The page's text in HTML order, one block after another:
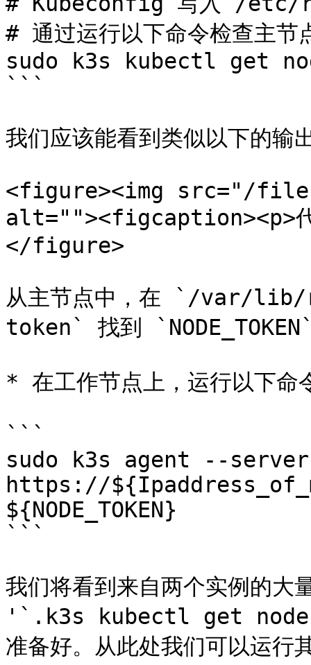
# 通过运行以下命令检查主节
sudo k3s kubectl get
```
我们应该能看到类似以下的输
<figure><img src="/files/
alt=""><figcaption><p>
</figure>
从主节点中，在 `/var/
token` 找到
* 在工作节点上，运行以下命
```
sudo k3s agent --server
https://
${NODE_TOKEN}
```
我们将看到来自两个实例的大
'`.k3s kubectl get node`'
准备好。从此处我们可以运